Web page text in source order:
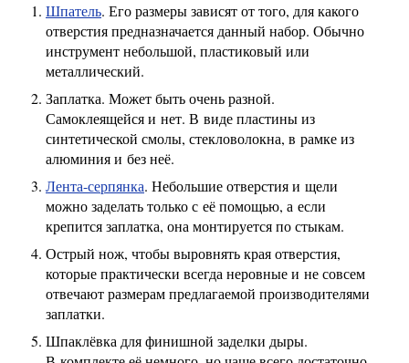
Шпатель. Его размеры зависят от того, для какого
отверстия предназначается данный набор. Обычно
инструмент небольшой, пластиковый или
металлический.
Заплатка. Может быть очень разной.
Самоклеящейся и нет. В виде пластины из
синтетической смолы, стекловолокна, в рамке из
алюминия и без неё.
Лента-серпянка. Небольшие отверстия и щели
можно заделать только с её помощью, а если
крепится заплатка, она монтируется по стыкам.
Острый нож, чтобы выровнять края отверстия,
которые практически всегда неровные и не совсем
отвечают размерам предлагаемой производителями
заплатки.
Шпаклёвка для финишной заделки дыры.